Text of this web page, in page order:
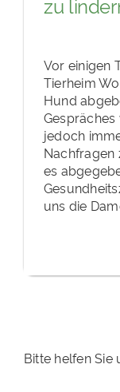
Vor einigen
Tierheim
Hund
jedoch
Nachfragen
es
uns die
Bitte helfen Sie